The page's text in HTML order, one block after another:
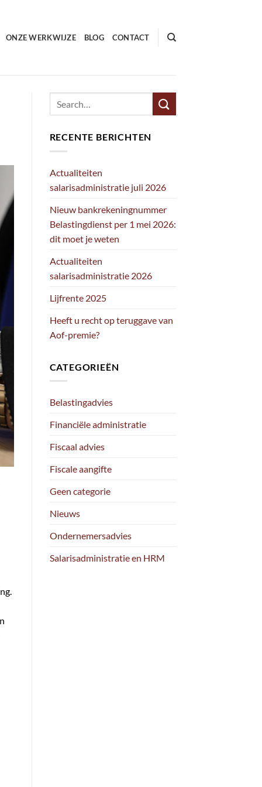
ONZE WERKWIJZE BLOG CONTACT
RECENTE BERICHTEN
Actualiteiten
salarisadministratie juli 2026
Nieuw bankrekeningnummer
Belastingdienst per 1 mei 2026:
dit moet je weten
Actualiteiten
salarisadministratie 2026
Lijfrente 2025
Heeft u recht op teruggave van
Aof-premie?
CATEGORIEËN
Belastingadvies
Financiële administratie
Fiscaal advies
Fiscale aangifte
Geen categorie
Nieuws
Ondernemersadvies
Salarisadministratie en HRM